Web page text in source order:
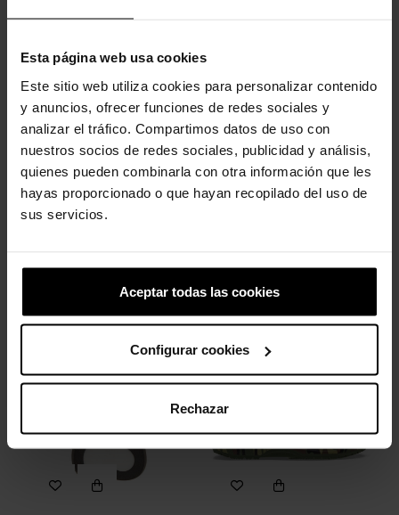
Esta página web usa cookies
Este sitio web utiliza cookies para personalizar contenido
y anuncios, ofrecer funciones de redes sociales y
analizar el tráfico. Compartimos datos de uso con
nuestros socios de redes sociales, publicidad y análisis,
quienes pueden combinarla con otra información que les
hayas proporcionado o que hayan recopilado del uso de
sus servicios.
Aceptar todas las cookies
Configurar cookies
Rechazar
acolchoada e oferecem um convite constante para se sentir
Incrivelmente leve e divertido de usar.
ajudam a eliminar água e resíduos.
Fácil de limpar e rápido de secar.
Tiras giratórias no calcanhar para um ajuste mais seguro.
Personalizável com pingentes Jibbitz™.
Icônico Crocs Comfort™: Leve. Flexível. Conforto de 36 graus.
Clientes que compraram este
produto também compraram: